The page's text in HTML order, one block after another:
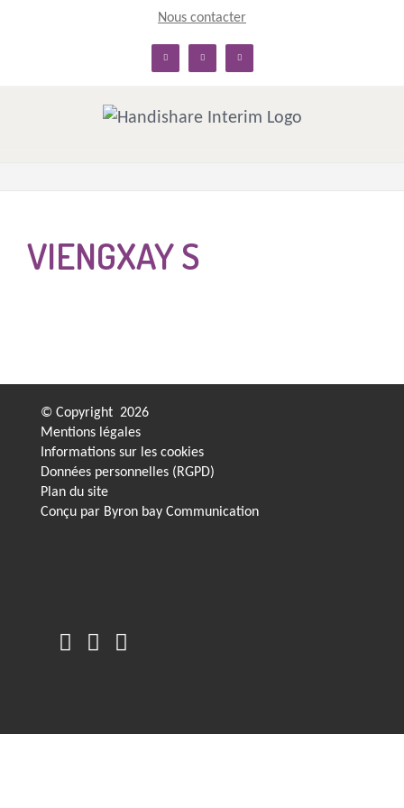
Nous contacter
linkedin facebook twitter
VIENGXAY S
© Copyright 2026
Mentions légales
Informations sur les cookies
Données personnelles (RGPD)
Plan du site
Conçu par Byron bay Communication